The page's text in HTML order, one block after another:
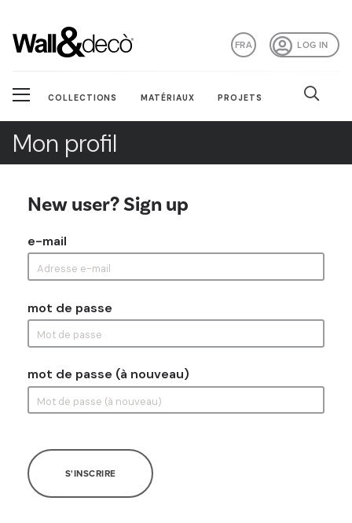
LOG IN
FRA
COLLECTIONS MATÉRIAUX PROJETS
Mon profil
New user? Sign up
e-mail
mot de passe
mot de passe (à nouveau)
S'INSCRIRE